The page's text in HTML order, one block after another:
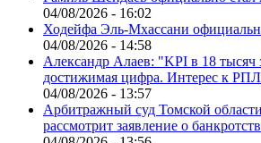
04/08/2026 - 16:02
Ходейфа Эль-Мхассани
04/08/2026 - 14:58
Александр Алаев: "KPI в 18 тысяч
достижимая цифра. Интерес к РПЛ
04/08/2026 - 13:57
Арбитражный суд Томской области
рассмотрит заявление о